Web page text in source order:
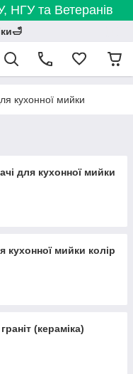
НГУ та Ветеранів
кухонної мийки
для кухонної мийки
кухонної мийки колір
(кераміка)